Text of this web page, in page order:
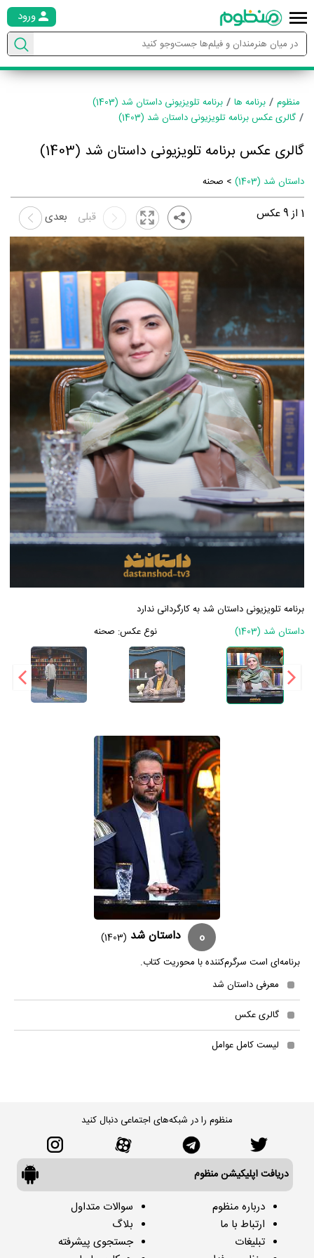
ورود
منظوم برنامه ها
برنامه تلویزیونی داستان شد (1403)
گالری عکس برنامه تلویزیونی داستان شد (1403)
گالری عکس برنامه تلویزیونی داستان شد (1403)
داستان شد (1403) > صحنه
1 از9 عکس بعدی قبلی
برنامه تلویزیونی داستان شد به کارگردانی ندارد
داستان شد (1403)
نوع عکس: صحنه
0 داستان شد (1403)
برنامه‌ای است سرگرم‌کننده با محوریت کتاب.
معرفی داستان شد
گالری عکس
لیست کامل عوامل
منظوم را در شبکه‌های اجتماعی دنبال کنید
دریافت اپلیکیشن منظوم
درباره منظوم
ارتباط با ما
تبلیغات
سوالات متداول
بلاگ
جستجوی پیشرفته